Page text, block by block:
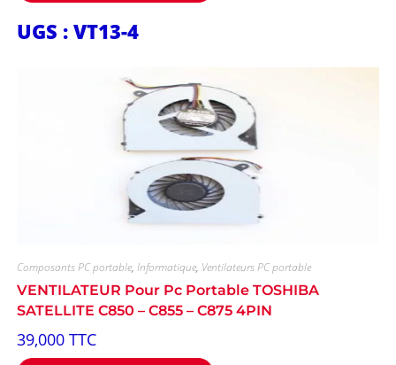
UGS : VT13-4
Composants PC portable, Informatique, Ventilateurs PC portable
VENTILATEUR Pour Pc Portable TOSHIBA
SATELLITE C850 – C855 – C875 4PIN
39,000 TTC